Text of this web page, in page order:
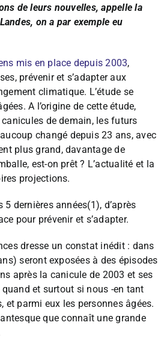
de leurs nouvelles, appelle la
on a par exemple eu
mis en place depuis 2003,
prévenir et s’adapter aux
climatique. L’étude se
A l’origine de cette étude,
de demain, les futurs
changé depuis 23 ans, avec
plus grand, davantage de
est-on prêt ? L’actualité et la
projections.
dernières années(1), d’après
pour prévenir et s’adapter.
dresse un constat inédit : dans
seront exposées à des épisodes
après la canicule de 2003 et ses
et surtout si nous -en tant
parmi eux les personnes âgées.
que connaît une grande